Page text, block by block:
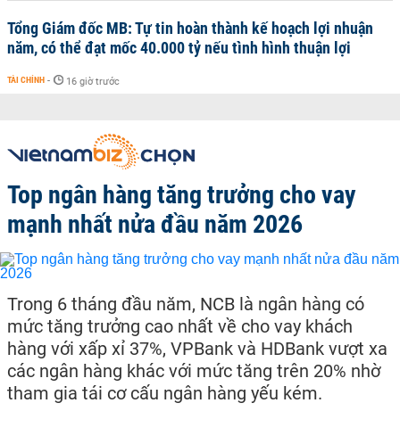
Tổng Giám đốc MB: Tự tin hoàn thành kế hoạch lợi nhuận
năm, có thể đạt mốc 40.000 tỷ nếu tình hình thuận lợi
TÀI CHÍNH - 16 giờ trước
Top ngân hàng tăng trưởng cho vay
mạnh nhất nửa đầu năm 2026
Trong 6 tháng đầu năm, NCB là ngân hàng có
mức tăng trưởng cao nhất về cho vay khách
hàng với xấp xỉ 37%, VPBank và HDBank vượt xa
các ngân hàng khác với mức tăng trên 20% nhờ
tham gia tái cơ cấu ngân hàng yếu kém.